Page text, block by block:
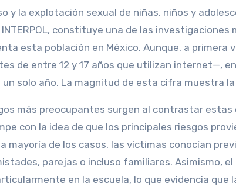
y la explotación sexual de niñas, niños y
INTERPOL, constituye una de las
esta población en México. Aunque, a primera
de entre 12 y 17 años que utilizan internet—,
solo año. La magnitud de esta cifra muestra
más preocupantes surgen al contrastar
con la idea de que los principales riesgos
mayoría de los casos, las víctimas conocían
parejas o incluso familiares. Asimismo,
en la escuela, lo que evidencia que